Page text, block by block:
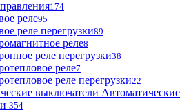
174
реле95
реле перегрузки89
реле8
реле перегрузки38
реле7
реле перегрузки22
Автоматические
354